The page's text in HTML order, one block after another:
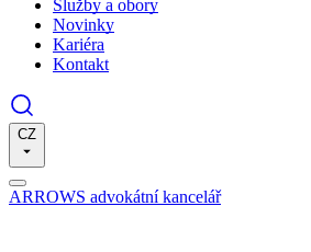
Služby a obory
Novinky
Kariéra
Kontakt
CZ
ARROWS advokátní kancelář